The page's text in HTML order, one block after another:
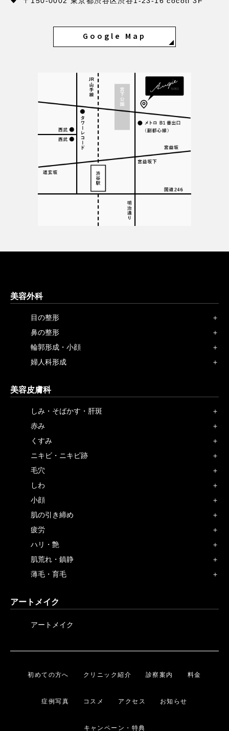
Google Map
美容外科
目の整形
鼻の整形
輪郭形成・小顔
婦人科形成
美容皮膚科
しみ・そばかす・肝斑
赤み
くすみ
ニキビ・ニキビ跡
毛穴
しわ
小顔
肌の引き締め
疲労
ハリ・艶
肌荒れ・鎮静
薄毛・育毛
アートメイク
アートメイク
初めての方へ クリニック紹介 診察案内 料金
症例写真 コスメ アクセス お知らせ
キャンペーン・特典